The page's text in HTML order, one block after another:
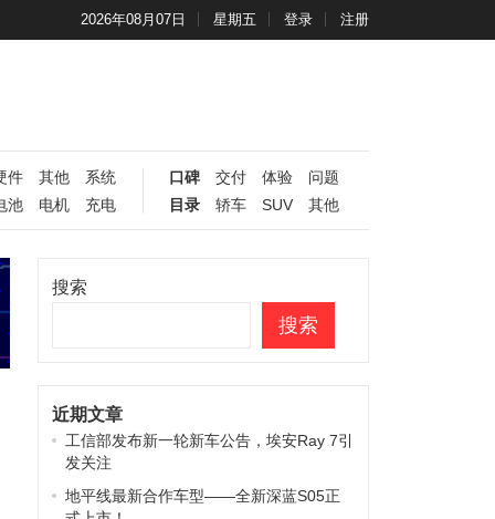
2026年08月07日 星期五 登录 注册
件 其他
系统
池
电机 充电
口碑 交付 体验
问题
目录
轿车 SUV 其他
搜索
搜索
近期文章
工信部发布新一轮新车公告，埃安Ray 7引
发关注
地平线最新合作车型——全新深蓝S05正